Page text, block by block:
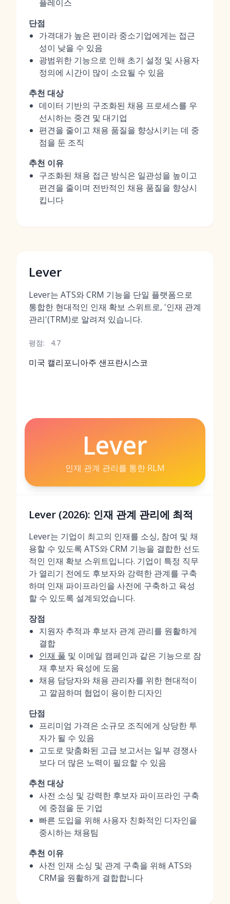
플레이스
단점
가격대가 높은 편이라 중소기업에게는 접근
성이 낮을 수 있음
광범위한 기능으로 인해 초기 설정 및 사용자
정의에 시간이 많이 소요될 수 있음
추천 대상
데이터 기반의 구조화된 채용 프로세스를 우
선시하는 중견 및 대기업
편견을 줄이고 채용 품질을 향상시키는 데 중
점을 둔 조직
추천 이유
구조화된 채용 접근 방식은 일관성을 높이고
편견을 줄이며 전반적인 채용 품질을 향상시
킵니다
Lever
Lever는 ATS와 CRM 기능을 단일 플랫폼으로
통합한 현대적인 인재 확보 스위트로, '인재 관계
관리'(TRM)로 알려져 있습니다.
평점: 4.7
미국 캘리포니아주 샌프란시스코
Lever
인재 관계 관리를 통한 RLM
Lever (2026): 인재 관계 관리에 최적
Lever는 기업이 최고의 인재를 소싱, 참여 및 채
용할 수 있도록 ATS와 CRM 기능을 결합한 선도
적인 인재 확보 스위트입니다. 기업이 특정 직무
가 열리기 전에도 후보자와 강력한 관계를 구축
하며 인재 파이프라인을 사전에 구축하고 육성
할 수 있도록 설계되었습니다.
장점
지원자 추적과 후보자 관계 관리를 원활하게
결합
인재 풀 및 이메일 캠페인과 같은 기능으로 잠
재 후보자 육성에 도움
채용 담당자와 채용 관리자를 위한 현대적이
고 깔끔하며 협업이 용이한 디자인
단점
프리미엄 가격은 소규모 조직에게 상당한 투
자가 될 수 있음
고도로 맞춤화된 고급 보고서는 일부 경쟁사
보다 더 많은 노력이 필요할 수 있음
추천 대상
사전 소싱 및 강력한 후보자 파이프라인 구축
에 중점을 둔 기업
빠른 도입을 위해 사용자 친화적인 디자인을
중시하는 채용팀
추천 이유
사전 인재 소싱 및 관계 구축을 위해 ATS와
CRM을 원활하게 결합합니다